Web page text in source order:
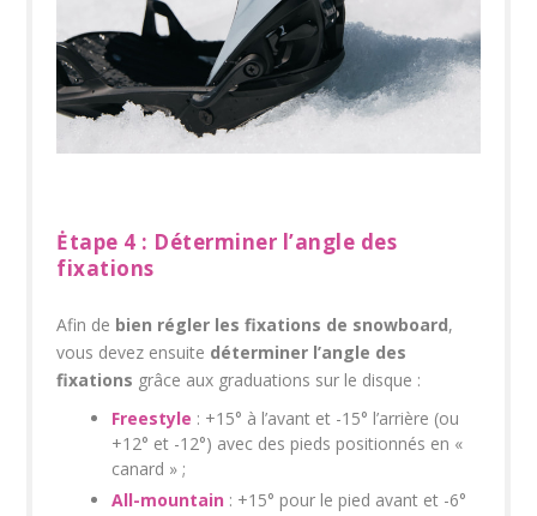
Ėtape 4 : Déterminer l’angle des
fixations
Afin de bien régler les fixations de snowboard,
vous devez ensuite déterminer l’angle des
fixations grâce aux graduations sur le disque :
Freestyle : +15° à l’avant et -15° l’arrière (ou
+12° et -12°) avec des pieds positionnés en «
canard » ;
All-mountain : +15° pour le pied avant et -6°